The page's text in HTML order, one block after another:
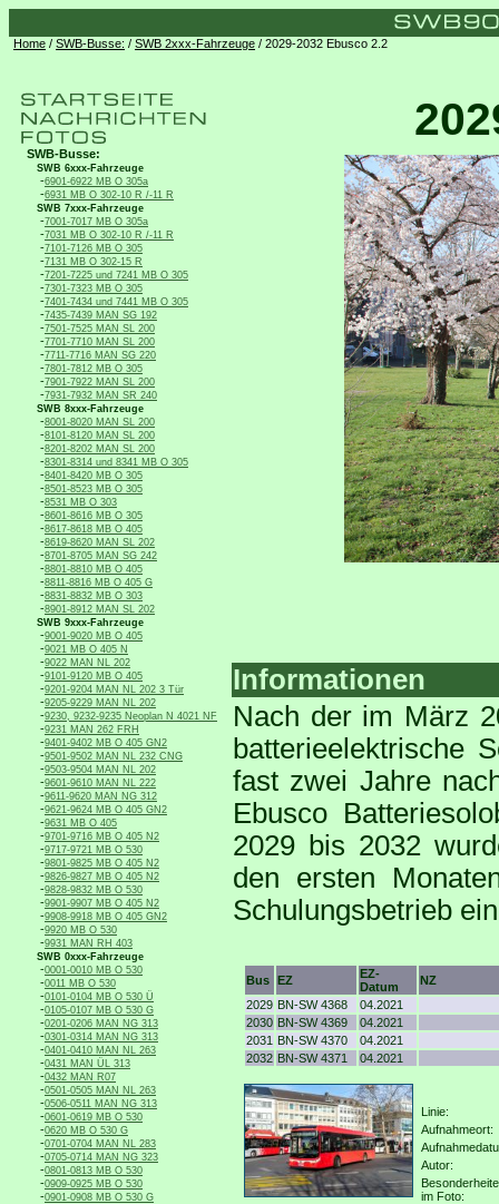
Home / SWB-Busse: / SWB 2xxx-Fahrzeuge / 2029-2032 Ebusco 2.2
SWB-Busse:
SWB 6xxx-Fahrzeuge
-6901-6922 MB O 305a
-6931 MB O 302-10 R /-11 R
SWB 7xxx-Fahrzeuge
-7001-7017 MB O 305a
-7031 MB O 302-10 R /-11 R
-7101-7126 MB O 305
-7131 MB O 302-15 R
-7201-7225 und 7241 MB O 305
-7301-7323 MB O 305
-7401-7434 und 7441 MB O 305
-7435-7439 MAN SG 192
-7501-7525 MAN SL 200
-7701-7710 MAN SL 200
-7711-7716 MAN SG 220
-7801-7812 MB O 305
-7901-7922 MAN SL 200
-7931-7932 MAN SR 240
SWB 8xxx-Fahrzeuge
-8001-8020 MAN SL 200
-8101-8120 MAN SL 200
-8201-8202 MAN SL 200
-8301-8314 und 8341 MB O 305
-8401-8420 MB O 305
-8501-8523 MB O 305
-8531 MB O 303
-8601-8616 MB O 305
-8617-8618 MB O 405
-8619-8620 MAN SL 202
-8701-8705 MAN SG 242
-8801-8810 MB O 405
-8811-8816 MB O 405 G
-8831-8832 MB O 303
-8901-8912 MAN SL 202
SWB 9xxx-Fahrzeuge
-9001-9020 MB O 405
-9021 MB O 405 N
-9022 MAN NL 202
-9101-9120 MB O 405
-9201-9204 MAN NL 202 3 Tür
-9205-9229 MAN NL 202
-9230, 9232-9235 Neoplan N 4021 NF
-9231 MAN 262 FRH
-9401-9402 MB O 405 GN2
-9501-9502 MAN NL 232 CNG
-9503-9504 MAN NL 202
-9601-9610 MAN NL 222
-9611-9620 MAN NG 312
-9621-9624 MB O 405 GN2
-9631 MB O 405
-9701-9716 MB O 405 N2
-9717-9721 MB O 530
-9801-9825 MB O 405 N2
-9826-9827 MB O 405 N2
-9828-9832 MB O 530
-9901-9907 MB O 405 N2
-9908-9918 MB O 405 GN2
-9920 MB O 530
-9931 MAN RH 403
SWB 0xxx-Fahrzeuge
-0001-0010 MB O 530
-0011 MB O 530
-0101-0104 MB O 530 Ü
-0105-0107 MB O 530 G
-0201-0206 MAN NG 313
-0301-0314 MAN NG 313
-0401-0410 MAN NL 263
-0431 MAN ÜL 313
-0432 MAN R07
-0501-0505 MAN NL 263
-0506-0511 MAN NG 313
-0601-0619 MB O 530
-0620 MB O 530 G
-0701-0704 MAN NL 283
-0705-0714 MAN NG 323
-0801-0813 MB O 530
-0909-0925 MB O 530
-0901-0908 MB O 530 G
Informationen
Nach der im März
batterieelektrische
fast zwei Jahre
Ebusco
2029 bis 2032
den ersten
Schulungsbetrieb
Bus EZ
EZ-
Datum
NZ
2029 BN-SW 4368
04.2021
2030 BN-SW 4369
04.2021
2031 BN-SW 4370
04.2021
2032 BN-SW 4371 04.2021
Linie:
Aufnahmeort:
Autor:
im Foto: